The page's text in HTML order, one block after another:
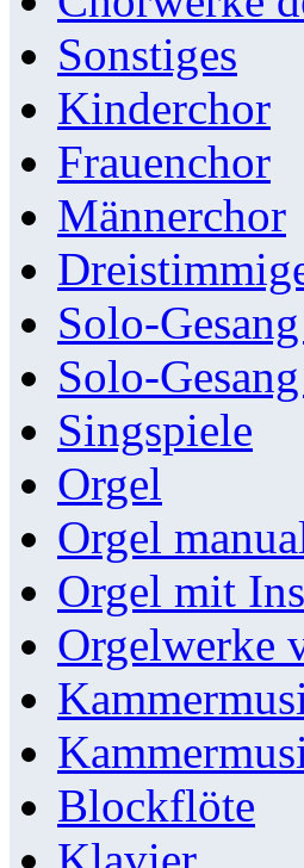
Sonstiges
Kinderchor
Frauenchor
Männerchor
Solo-
Solo-
Singspiele
Orgel
Orgel
Orgel mit
Orgelwerke
Blockflöte